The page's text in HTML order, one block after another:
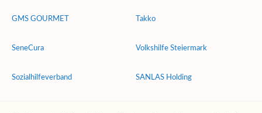
GMS GOURMET
SeneCura
Sozialhilfeverband
Takko
Volkshilfe Steiermark
SANLAS Holding